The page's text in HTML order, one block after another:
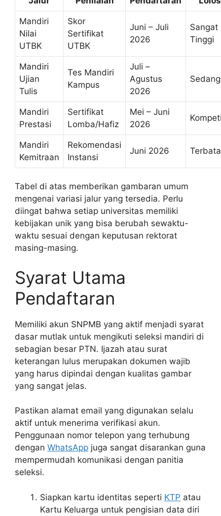
Mandiri
Nilai
UTBK
Skor
Sertifikat
UTBK
Juni – Juli
2026
Sangat
Tinggi
Mandiri
Ujian
Tulis
Tes Mandiri
Kampus
Juli –
Agustus
2026
Sedang
Mandiri
Prestasi
Sertifikat
Lomba/Hafiz
Mei – Juni
2026
Mandiri
Kemitraan
Rekomendasi
Instansi
Juni 2026
Tabel di atas memberikan gambaran umum
mengenai variasi jalur yang tersedia. Perlu
diingat bahwa setiap universitas memiliki
kebijakan unik yang bisa berubah sewaktu-
waktu sesuai dengan keputusan rektorat
masing-masing.
Syarat Utama
Pendaftaran
Memiliki akun SNPMB yang aktif menjadi syarat
dasar mutlak untuk mengikuti seleksi mandiri di
sebagian besar PTN. Ijazah atau surat
keterangan lulus merupakan dokumen wajib
yang harus dipindai dengan kualitas gambar
yang sangat jelas.
Pastikan alamat email yang digunakan selalu
aktif untuk menerima verifikasi akun.
Penggunaan nomor telepon yang terhubung
dengan WhatsApp juga sangat disarankan guna
mempermudah komunikasi dengan panitia
seleksi.
Siapkan kartu identitas seperti KTP atau
Kartu Keluarga untuk pengisian data diri